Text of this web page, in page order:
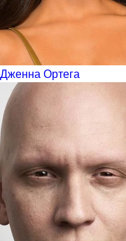
Дженна Ортега